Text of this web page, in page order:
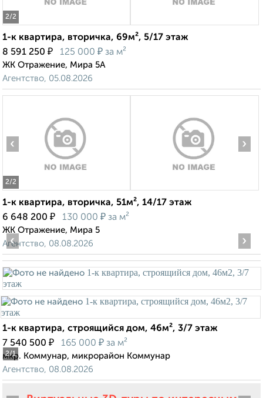
2/2
1-к квартира, вторичка, 69м², 5/17 этаж
8 591 250 ₽ 125 000 ₽ за м²
ЖК Отражение, Мира 5А
Агентство, 05.08.2026
2/2
‹ ›
1-к квартира, вторичка, 51м², 14/17 этаж
6 648 200 ₽ 130 000 ₽ за м²
ЖК Отражение, Мира 5
Агентство, 08.08.2026
2/1
‹ ›
1-к квартира, строящийся дом, 46м², 3/7 этаж
7 540 500 ₽ 165 000 ₽ за м²
мкр. Коммунар, микрорайон Коммунар
Агентство, 08.08.2026